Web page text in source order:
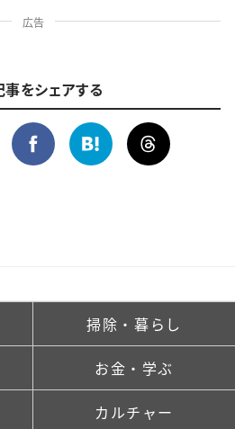
広告
事をシェアする
掃除・暮らし
お金・学ぶ
カルチャー